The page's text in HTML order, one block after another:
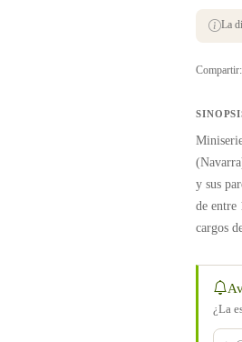
La
Compartir:
y sus
de entre
cargos
¿La